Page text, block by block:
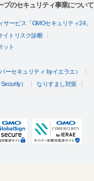
プのセキュリティ事業について
ービス「GMOセキュリティ24」
イトリスク診断
ット
ーセキュリティ byイエラエ）
）
なりすまし対策